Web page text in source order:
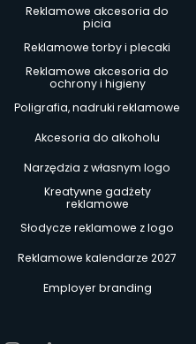
Reklamowe akcesoria do
picia
Reklamowe torby i plecaki
Reklamowe akcesoria do
ochrony i higieny
Poligrafia, nadruki reklamowe
Akcesoria do alkoholu
Narzędzia z własnym logo
Kreatywne gadżety
reklamowe
Słodycze reklamowe z logo
Reklamowe kalendarze 2027
Employer branding